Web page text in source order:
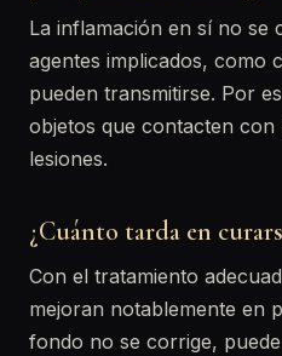
La inflamación en sí no se
agentes implicados, como
pueden transmitirse. Por
objetos que contacten con
lesiones.
¿Cuánto tarda en
Con el tratamiento
mejoran notablemente en
fondo no se corrige,